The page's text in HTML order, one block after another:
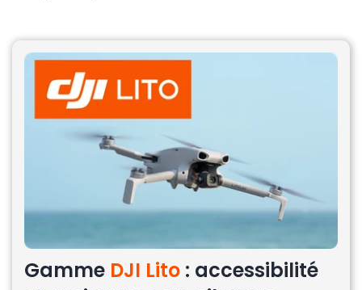
Gamme DJI Lito : accessibilité